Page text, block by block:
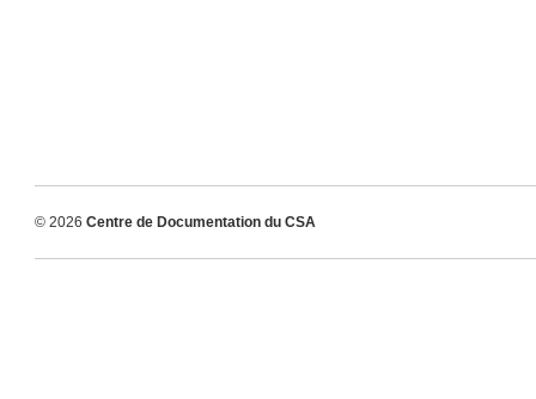
© 2026 Centre de Documentation du CSA